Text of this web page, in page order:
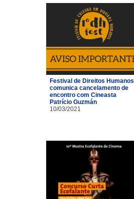
Festival de Direitos Humanos
comunica cancelamento de
encontro com Cineasta
Patrício Guzmán
10/03/2021